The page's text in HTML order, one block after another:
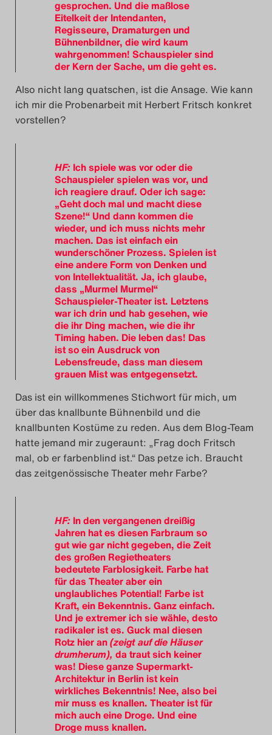
gesprochen. Und die maßlose
Eitelkeit der Intendanten,
Regisseure, Dramaturgen und
Bühnenbildner, die wird kaum
wahrgenommen! Schauspieler sind
der Kern der Sache, um die geht es.
Also nicht lang quatschen, ist die Ansage. Wie kann
ich mir die Probenarbeit mit Herbert Fritsch konkret
vorstellen?
HF:Ich spiele was vor oder die
Schauspieler spielen was vor, und
ich reagiere drauf. Oder ich sage:
„Geht doch mal und macht diese
Szene!“ Und dann kommen die
wieder, und ich muss nichts mehr
machen. Das ist einfach ein
wunderschöner Prozess. Spielen ist
eine andere Form von Denken und
von Intellektualität. Ja, ich glaube,
dass „Murmel Murmel“
Schauspieler-Theater ist. Letztens
war ich drin und hab gesehen, wie
die ihr Ding machen, wie die ihr
Timing haben. Die leben das! Das
ist so ein Ausdruck von
Lebensfreude, dass man diesem
grauen Mist was entgegensetzt.
Das ist ein willkommenes Stichwort für mich, um
über das knallbunte Bühnenbild und die
knallbunten Kostüme zu reden. Aus dem Blog-Team
hatte jemand mir zugeraunt: „Frag doch Fritsch
mal, ob er farbenblind ist.“ Das petze ich. Braucht
das zeitgenössische Theater mehr Farbe?
HF: In den vergangenen dreißig
Jahren hat es diesen Farbraum so
gut wie gar nicht gegeben, die Zeit
des großen Regietheaters
bedeutete Farblosigkeit. Farbe hat
für das Theater aber ein
unglaubliches Potential! Farbe ist
Kraft, ein Bekenntnis. Ganz einfach.
Und je extremer ich sie wähle, desto
radikaler ist es. Guck mal diesen
Rotz hier an(zeigt auf die Häuser
drumherum), da traut sich keiner
was! Diese ganze Supermarkt-
Architektur in Berlin ist kein
wirkliches Bekenntnis! Nee, also bei
mir muss es knallen. Theater ist für
mich auch eine Droge. Und eine
Droge muss knallen.